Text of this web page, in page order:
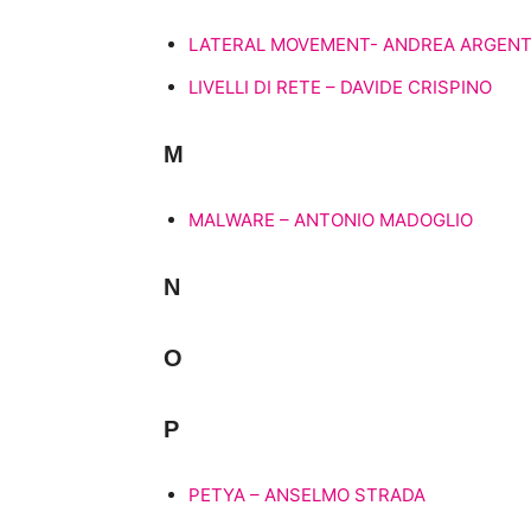
LATERAL MOVEMENT- ANDREA
LIVELLI DI RETE – DAVIDE CRISPINO
M
MALWARE – ANTONIO MADOGLIO
N
O
P
PETYA – ANSELMO STRADA